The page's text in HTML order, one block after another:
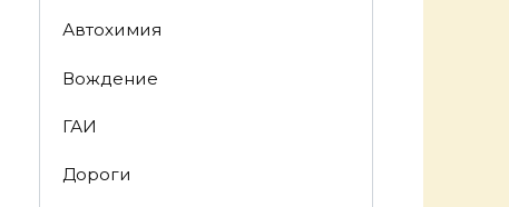
Автохимия
Вождение
ГАИ
Дороги